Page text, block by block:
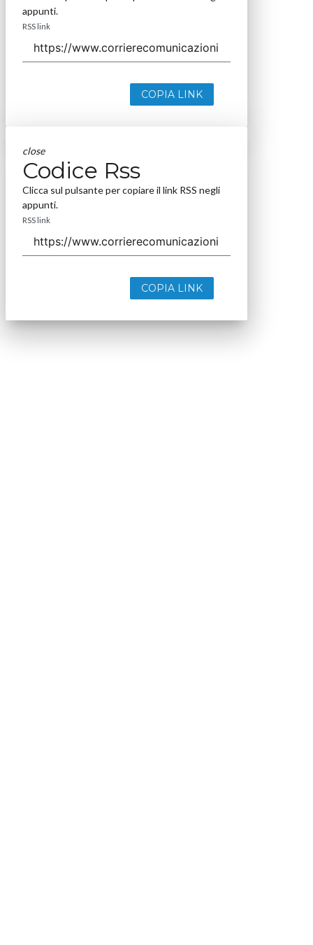
appunti.
RSS link
COPIA LINK
close
Codice Rss
Clicca sul pulsante per copiare il link RSS negli
appunti.
RSS link
COPIA LINK